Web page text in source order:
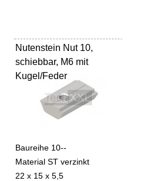
Nutenstein Nut 10,
schiebbar, M6 mit
Kugel/Feder
Baureihe 10--
Material ST verzinkt
22 x 15 x 5,5